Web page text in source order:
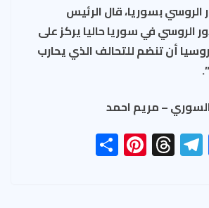
بسوريا، قال الرئيس
الروسي في سوريا حاليا يركز على
أن تنضم للتحالف الذي يحارب
– مريم احمد
F
ac
Te
le
T
hr
Pi
nt